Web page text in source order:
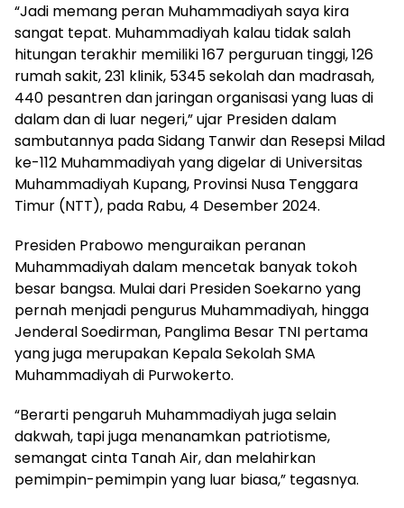
“Jadi memang peran Muhammadiyah saya kira
sangat tepat. Muhammadiyah kalau tidak salah
hitungan terakhir memiliki 167 perguruan tinggi, 126
rumah sakit, 231 klinik, 5345 sekolah dan madrasah,
440 pesantren dan jaringan organisasi yang luas di
dalam dan di luar negeri,” ujar Presiden dalam
sambutannya pada Sidang Tanwir dan Resepsi Milad
ke-112 Muhammadiyah yang digelar di Universitas
Muhammadiyah Kupang, Provinsi Nusa Tenggara
Timur (NTT), pada Rabu, 4 Desember 2024.
Presiden Prabowo menguraikan peranan
Muhammadiyah dalam mencetak banyak tokoh
besar bangsa. Mulai dari Presiden Soekarno yang
pernah menjadi pengurus Muhammadiyah, hingga
Jenderal Soedirman, Panglima Besar TNI pertama
yang juga merupakan Kepala Sekolah SMA
Muhammadiyah di Purwokerto.
“Berarti pengaruh Muhammadiyah juga selain
dakwah, tapi juga menanamkan patriotisme,
semangat cinta Tanah Air, dan melahirkan
pemimpin-pemimpin yang luar biasa,” tegasnya.